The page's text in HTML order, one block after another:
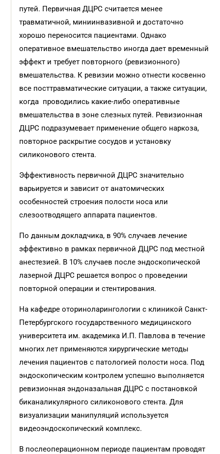
путей. Первичная ДЦРС считается менее
травматичной, миниинвазивной и достаточно
хорошо переносится пациентами. Однако
оперативное вмешательство иногда дает временный
эффект и требует повторного (ревизионного)
вмешательства. К ревизии можно отнести косвенно
все посттравматические ситуации, а также ситуации,
когда проводились какие-либо оперативные
вмешательства в зоне слезных путей. Ревизионная
ДЦРС подразумевает применение общего наркоза,
повторное раскрытие сосудов и установку
силиконового стента.
Эффективность первичной ДЦРС значительно
варьируется и зависит от анатомических
особенностей строения полости носа или
слезоотводящего аппарата пациентов.
По данным докладчика, в 90% случаев лечение
эффективно в рамках первичной ДЦРС под местной
анестезией. В 10% случаев после эндоскопической
лазерной ДЦРС решается вопрос о проведении
повторной операции и стентирования.
На кафедре оториноларингологии с клиникой Санкт-
Петербургского государственного медицинского
университета им. академика И.П. Павлова в течение
многих лет применяются хирургические методы
лечения пациентов с патологией полости носа. Под
эндоскопическим контролем успешно выполняется
ревизионная эндоназальная ДЦРС с постановкой
биканаликулярного силиконового стента. Для
визуализации манипуляций используется
видеоэндоскопический комплекс.
В послеоперационном периоде пациентам проводят